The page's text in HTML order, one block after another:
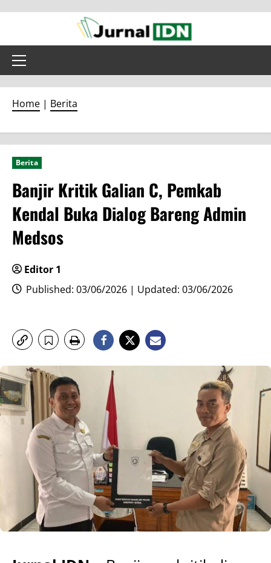
content
Primary
Home | Berita
Berita
Banjir Kritik Galian C, Pemkab
Kendal Buka Dialog Bareng Admin
Medsos
Editor 1
Published: 03/06/2026 | Updated: 03/06/2026